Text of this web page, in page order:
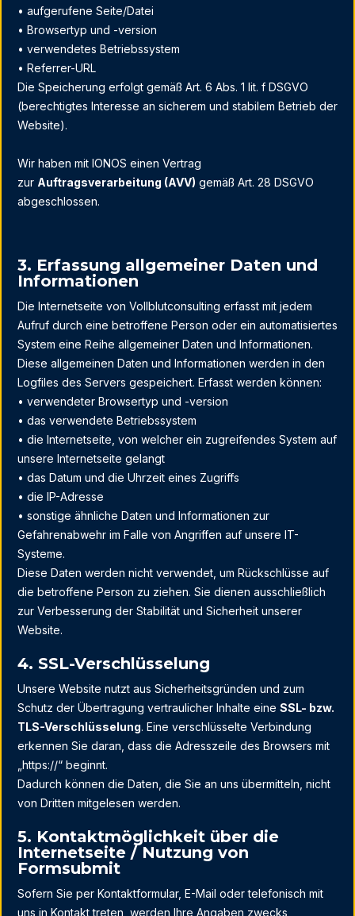
• aufgerufene Seite/Datei
• Browsertyp und -version
• verwendetes Betriebssystem
• Referrer-URL
Die Speicherung erfolgt gemäß Art. 6 Abs. 1 lit. f DSGVO
(berechtigtes Interesse an sicherem und stabilem Betrieb der
Website).
Wir haben mit IONOS einen Vertrag
zur Auftragsverarbeitung (AVV) gemäß Art. 28 DSGVO
abgeschlossen.
3. Erfassung allgemeiner Daten und
Informationen
Die Internetseite von Vollblutconsulting erfasst mit jedem
Aufruf durch eine betroffene Person oder ein automatisiertes
System eine Reihe allgemeiner Daten und Informationen.
Diese allgemeinen Daten und Informationen werden in den
Logfiles des Servers gespeichert. Erfasst werden können:
• verwendeter Browsertyp und -version
• das verwendete Betriebssystem
• die Internetseite, von welcher ein zugreifendes System auf
unsere Internetseite gelangt
• das Datum und die Uhrzeit eines Zugriffs
• die IP-Adresse
• sonstige ähnliche Daten und Informationen zur
Gefahrenabwehr im Falle von Angriffen auf unsere IT-
Systeme.
Diese Daten werden nicht verwendet, um Rückschlüsse auf
die betroffene Person zu ziehen. Sie dienen ausschließlich
zur Verbesserung der Stabilität und Sicherheit unserer
Website.
4. SSL-Verschlüsselung
Unsere Website nutzt aus Sicherheitsgründen und zum
Schutz der Übertragung vertraulicher Inhalte eine SSL- bzw.
TLS-Verschlüsselung. Eine verschlüsselte Verbindung
erkennen Sie daran, dass die Adresszeile des Browsers mit
„https://“ beginnt.
Dadurch können die Daten, die Sie an uns übermitteln, nicht
von Dritten mitgelesen werden.
5. Kontaktmöglichkeit über die
Internetseite / Nutzung von
Formsubmit
Sofern Sie per Kontaktformular, E-Mail oder telefonisch mit
uns in Kontakt treten, werden Ihre Angaben zwecks